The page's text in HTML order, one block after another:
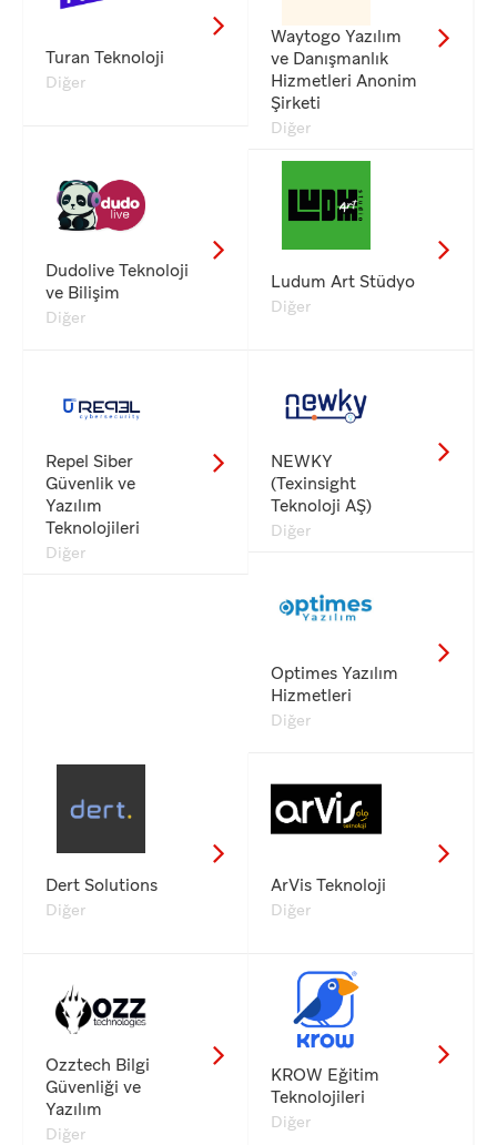
Turan Teknoloji
Diğer
Waytogo Yazılım
ve Danışmanlık
Hizmetleri Anonim
Şirketi
Diğer
Dudolive Teknoloji
ve Bilişim
Diğer
Ludum Art Stüdyo
Diğer
Repel Siber
Güvenlik ve
Yazılım
Teknolojileri
Diğer
NEWKY
(Texinsight
Teknoloji AŞ)
Diğer
Optimes Yazılım
Hizmetleri
Diğer
Dert Solutions
Diğer
ArVis Teknoloji
Diğer
Ozztech Bilgi
Güvenliği ve
Yazılım
Diğer
KROW Eğitim
Teknolojileri
Diğer